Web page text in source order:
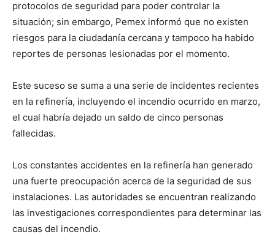
protocolos de seguridad para poder controlar la
situación; sin embargo, Pemex informó que no existen
riesgos para la ciudadanía cercana y tampoco ha habido
reportes de personas lesionadas por el momento.
Este suceso se suma a una serie de incidentes recientes
en la refinería, incluyendo el incendio ocurrido en marzo,
el cual habría dejado un saldo de cinco personas
fallecidas.
Los constantes accidentes en la refinería han generado
una fuerte preocupación acerca de la seguridad de sus
instalaciones. Las autoridades se encuentran realizando
las investigaciones correspondientes para determinar las
causas del incendio.